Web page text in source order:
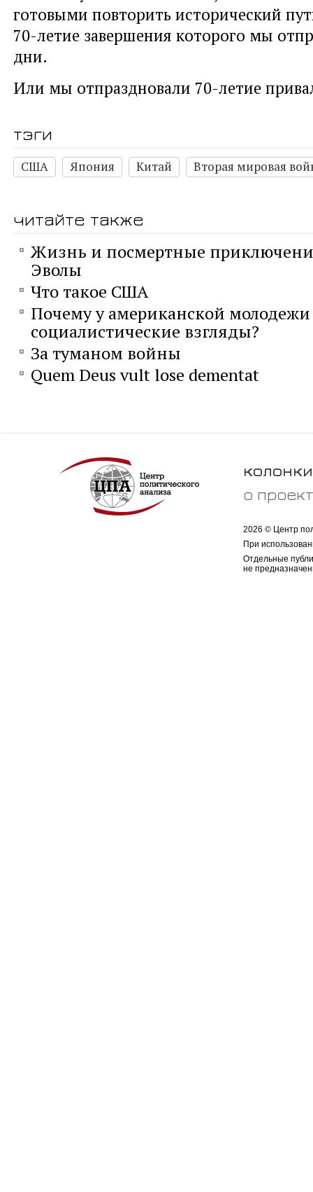
готовыми повторить исторический
70-летие завершения которого мы
дни.
Или мы отпраздновали 70-летие
тэги
США Япония Китай Вторая мировая
читайте также
Жизнь и посмертные
Эволы
Что такое США
Почему у американской молодежи
социалистические взгляды?
За туманом войны
Quem Deus vult lose dementat
колонки
о
2026 © Центр
При
Отдельные
не